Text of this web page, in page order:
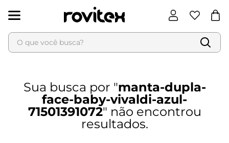
O que você busca?
manta-dupla-
face-baby-vivaldi-azul-
71501391072
Termos mais buscados
vestido
vestido feminino
dianna